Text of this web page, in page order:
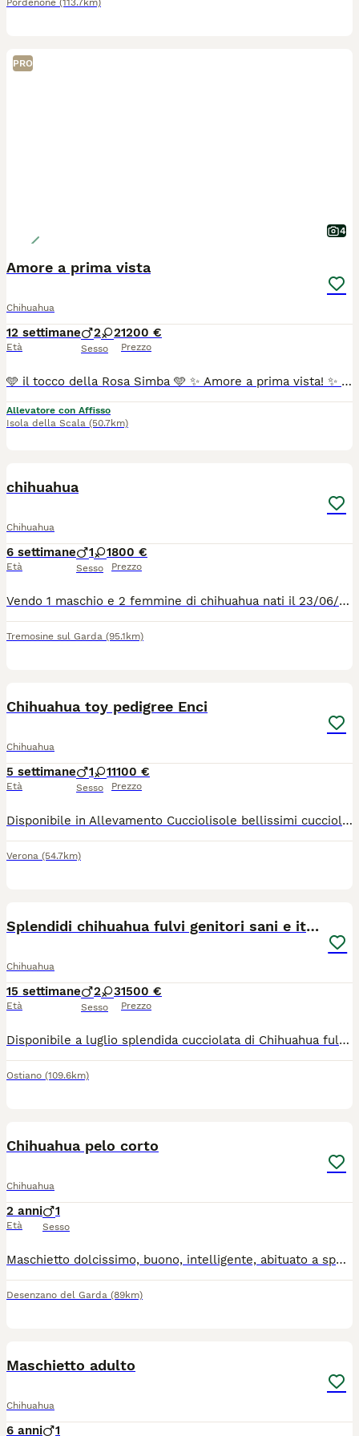
Pordenone (113.7km)
PRO
4
Amore a prima vista
Chihuahua
12 settimane
Età
2 2
Sesso
1200 €
Prezzo
🩵 il tocco della Rosa Simba 🩵 ✨ Amore a prima vista! ✨ Guardate questo splendido cucciolo di Chihuahua a pelo corto, un batuffolo color bianco crema di quasi 2 mesi! 🤍🍼 Ha un carattere davvero eccezionale: è dolcissimo, simpatico e ha una voglia matta di giocare. Cerchiamo per lui una famiglia speciale che sia pronta a riempirlo di coccole e a condividere tantissimi momenti felici. 🏡❤️ Per Inf: 📞 3517128012 #chihuahuapelocorto #cucciolo #chihuahuabianco #cucciolichihuahua # doglovers instachihuahua
Allevatore con Affisso
Isola della Scala (50.7km)
chihuahua
Chihuahua
6 settimane
Età
1 1
Sesso
800 €
Prezzo
Vendo 1 maschio e 2 femmine di chihuahua nati il 23/06/2026 i cuccioli sono cresciuti in casa in ambiente familiare e verranno ceduti con vaccinazione, sverminazione e microcip, la mamma è quella marrone e pesa 2 LG il papà è quello bianco e pesa 2.5 kg
Tremosine sul Garda (95.1km)
Chihuahua toy pedigree Enci
Chihuahua
5 settimane
Età
1 1
Sesso
1100 €
Prezzo
Disponibile in Allevamento Cucciolisole bellissimi cuccioli di chihuahua si vari colori che si consegnano DI PERSONA in tutta ITALIA dal 20 agosto in poi. I cuccioli avranno doppia sverminazione, primo e secondo vaccino, libretto sanitario e visita veterinaria, microchip con relativo passaggio di proprietà, pedigree Enci e trattamento antiparassitario. Saranno abituati all'uso della traversina igienica e socializzati con altri cani e gatti. Crescono in famiglia giocando con bambini... Allevamento CUCCIOLISOLE anche whatapp
Verona (54.7km)
Splendidi chihuahua fulvi genitori sani e italiani
Chihuahua
15 settimane
Età
2 3
Sesso
1500 €
Prezzo
​Disponibile a luglio splendida cucciolata di Chihuahua fulvi (anche carbonati con macchie bianche). ​ 🏆 Genealogia e Salute La qualità dei nostri cuccioli parte dalle loro radici. Entrambi i genitori provengono da due dei più rinomati allevamenti italiani (documenti in foto) scelti per l'eccellenza delle loro linee di sangue e per l'attenzione alla salute e al carattere: Genitori visibili e di nostra proprietà. Carattere equilibrato, socievole e affettuoso. ❤️ La nostra Filosofia: Etica e Libertà Crediamo fermamente che un cane felice sia un cane che vive la casa. La nostra non è una produzione "in serie", ma un atto d'amore. Per informazioni, foto o per venire a conoscere i piccoli e i loro genitori, contattateci qui o sulla nostra pagina Fb (i chihuahua delle lanterne) o Ig (le_lanterne_) *Siamo a disposizione per qualsiasi consiglio pre e post-adozione.*
Ostiano (109.6km)
Chihuahua pelo corto
Chihuahua
2 anni
Età
1
Sesso
Maschietto dolcissimo, buono, intelligente, abituato a sporcare in giardino, solo da compagnia, ha microchip, libretto sanitario completo di vaccini e trattamento antiparassitario. Per informazioni contattatemi al 3398754098 Non è in regalo
Desenzano del Garda (89km)
Maschietto adulto
Chihuahua
6 anni 1